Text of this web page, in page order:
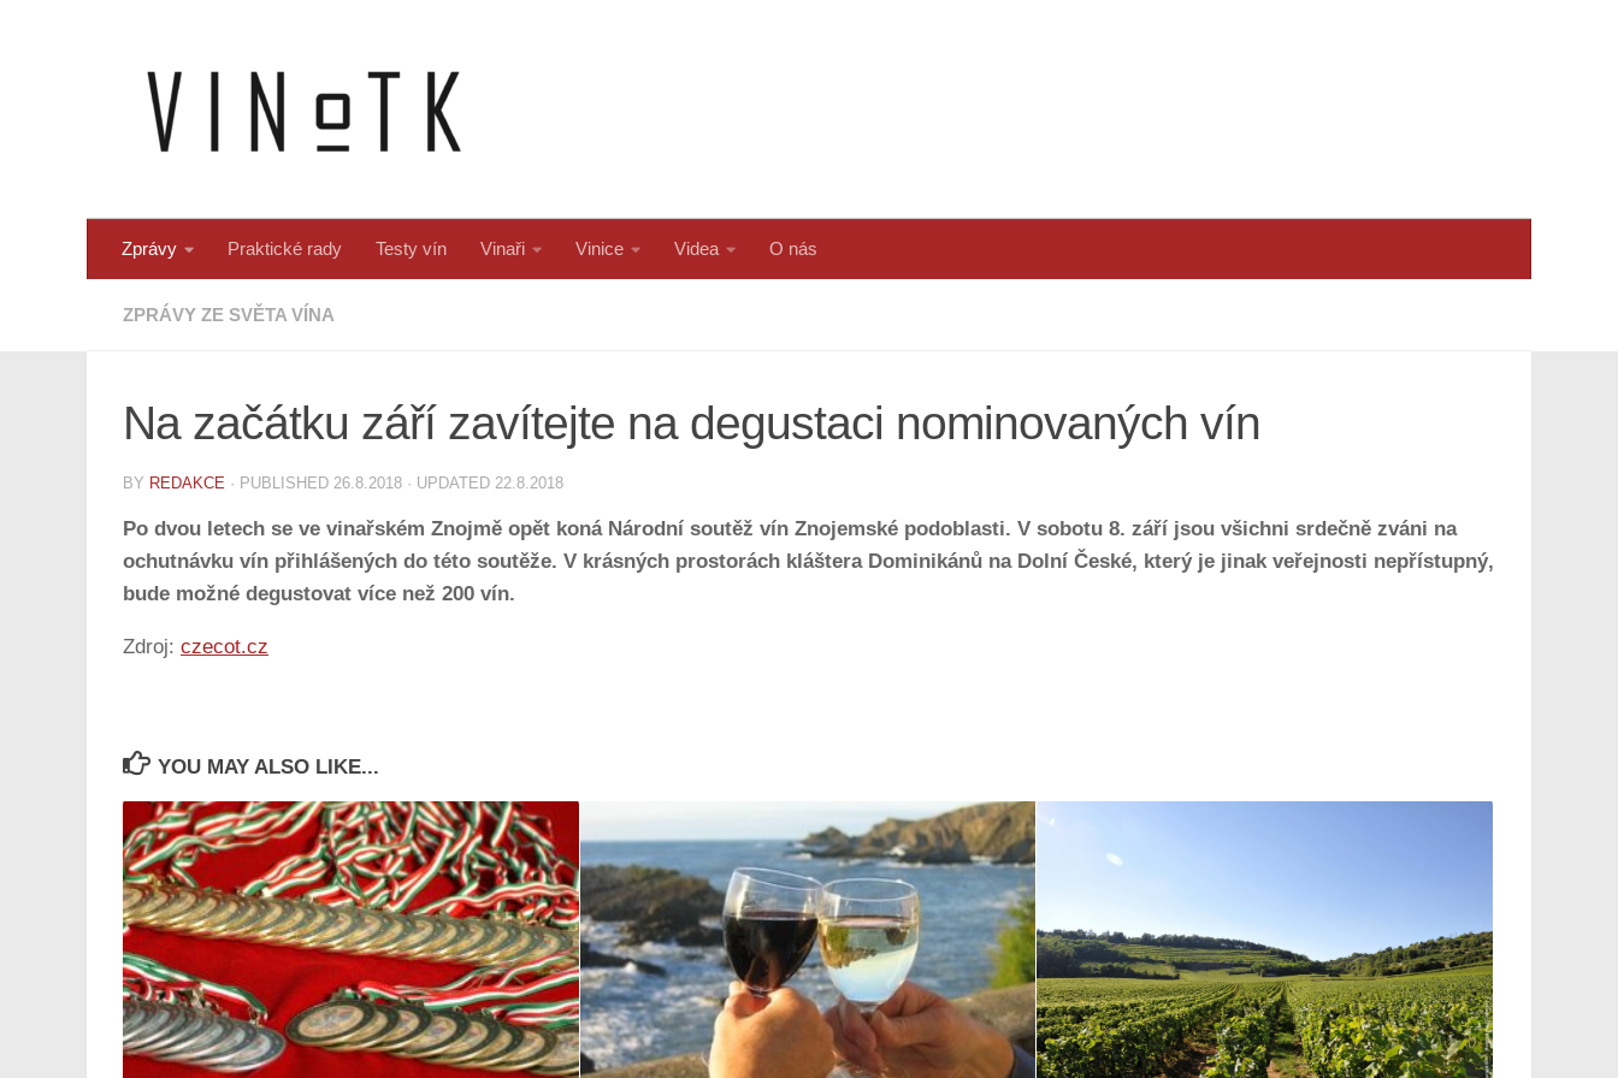
Zprávy Praktické rady Testy vín Vinaři Vinice Videa O nás
ZPRÁVY ZE SVĚTA VÍNA
Na začátku září zavítejte na degustaci nominovaných vín
BY REDAKCE · PUBLISHED 26.8.2018 · UPDATED 22.8.2018
Po dvou letech se ve vinařském Znojmě opět koná Národní soutěž vín Znojemské podoblasti. V sobotu 8. září jsou všichni srdečně zváni na
ochutnávku vín přihlášených do této soutěže. V krásných prostorách kláštera Dominikánů na Dolní České, který je jinak veřejnosti nepřístupný,
bude možné degustovat více než 200 vín.
Zdroj: czecot.cz
YOU MAY ALSO LIKE...